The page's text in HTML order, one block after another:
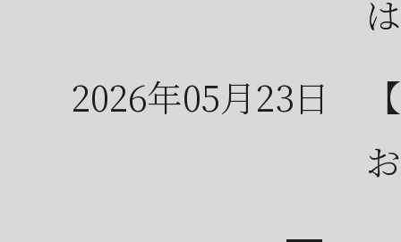
2026年05月23日